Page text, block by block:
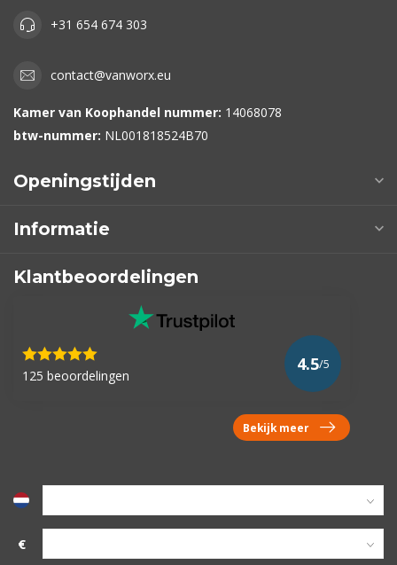
+31 654 674 303
contact@vanworx.eu
Kamer van Koophandel nummer: 14068078
btw-nummer: NL001818524B70
Openingstijden
Informatie
Klantbeoordelingen
125 beoordelingen
4.5/5
Bekijk meer
€